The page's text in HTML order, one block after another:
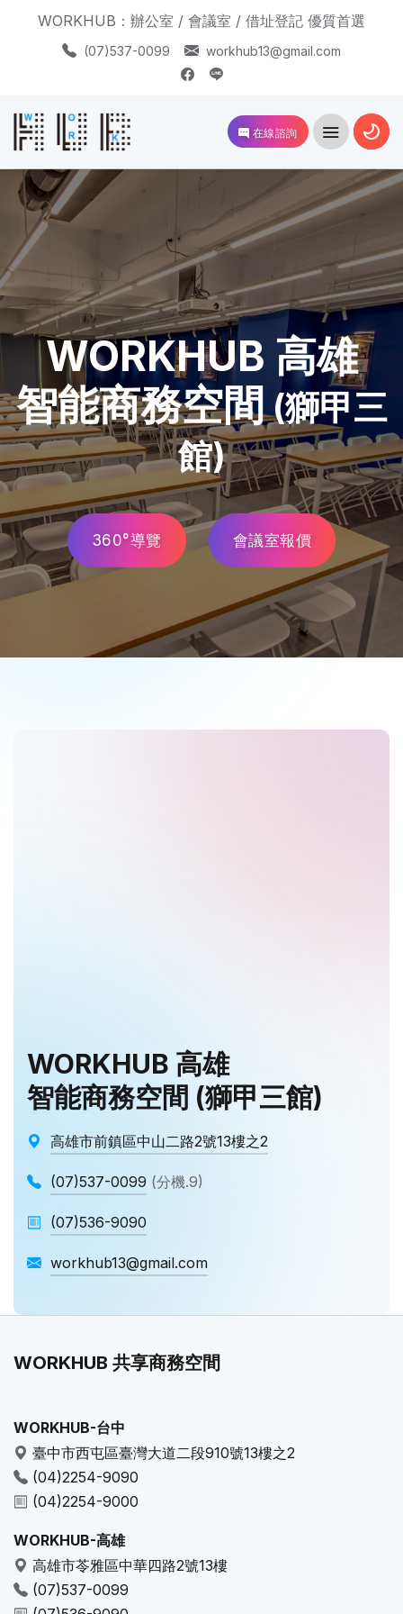
WORKHUB：辦公室 / 會議室 / 借址登記 優質首選
(07)537-0099 workhub13@gmail.com
在線諮詢
WORKHUB 高雄
智能商務空間(獅甲三
館)
360°導覽 會議室報價
WORKHUB 高雄
智能商務空間 (獅甲三館)
高雄市前鎮區中山二路2號13樓之2
(07)537-0099 (分機.9)
(07)536-9090
workhub13@gmail.com
WORKHUB 共享商務空間
WORKHUB-台中
臺中市西屯區臺灣大道二段910號13樓之2
(04)2254-9090
(04)2254-9000
WORKHUB-高雄
高雄市苓雅區中華四路2號13樓
(07)537-0099